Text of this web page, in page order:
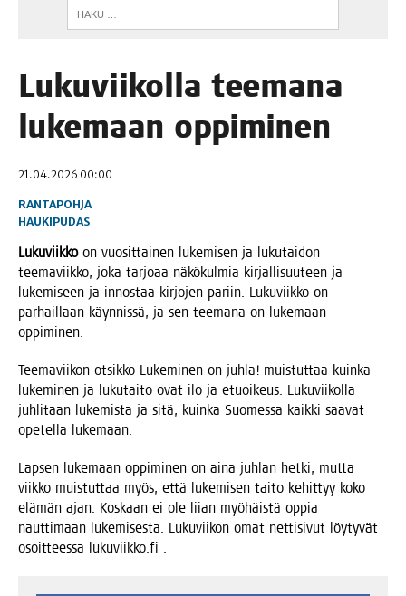
Luku­vii­kol­la tee­ma­na
luke­maan oppiminen
21.04.2026 00:00
RANTAPOHJA
HAUKIPUDAS
Luku­viik­koon vuo­sit­tai­nen luke­mi­sen ja luku­tai­don
tee­ma­viik­ko, joka tar­jo­aa näkö­kul­mia kir­jal­li­suu­teen ja
luke­mi­seen ja innos­taa kir­jo­jen pariin. Luku­viik­ko on
par­hail­laan käyn­nis­sä, ja sen tee­ma­na on luke­maan
oppiminen.
Tee­ma­vii­kon otsik­ko Luke­mi­nen on juh­la! muis­tut­taa kuin­ka
luke­mi­nen ja luku­tai­to ovat ilo ja etuoi­keus. Luku­vii­kol­la
juh­li­taan luke­mis­ta ja sitä, kuin­ka Suo­mes­sa kaik­ki saa­vat
ope­tel­la lukemaan.
Lap­sen luke­maan oppi­mi­nen on aina juh­lan het­ki, mut­ta
viik­ko muis­tut­taa myös, että luke­mi­sen tai­to kehit­tyy koko
elä­män ajan. Kos­kaan ei ole lii­an myö­häis­tä oppia
naut­ti­maan luke­mi­ses­ta. Luku­vii­kon omat net­ti­si­vut löy­ty­vät
osoit­tees­sa lukuviikko.fi .